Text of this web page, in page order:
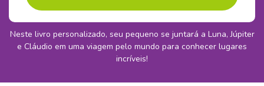
Neste livro personalizado, seu pequeno se juntará a Luna, Júpiter
e Cláudio em uma viagem pelo mundo para conhecer lugares
incríveis!